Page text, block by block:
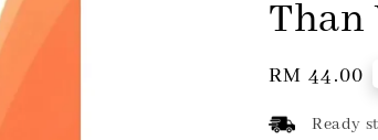
Than
Regular
price
RM 44.00
Ready